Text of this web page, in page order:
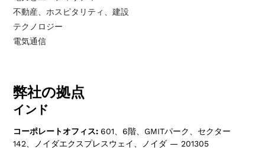
不動産、ホスピタリティ、建設
テクノロジー
電気通信
弊社の拠点
インド
コーポレートオフィス: 601、6階、GMITパーク、セクター
142、ノイダエクスプレスウェイ、ノイダ — 201305